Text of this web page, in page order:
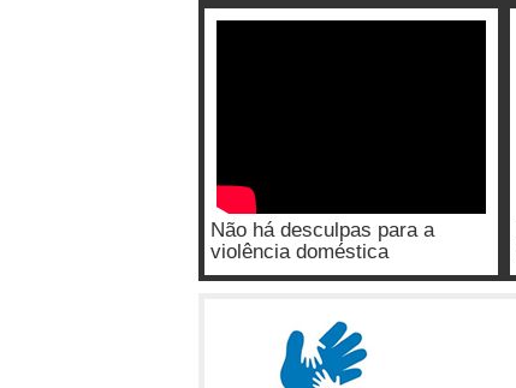
Não há desculpas para a
violência doméstica